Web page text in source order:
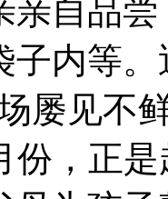
亲自品
子内等
屡见不
份，正